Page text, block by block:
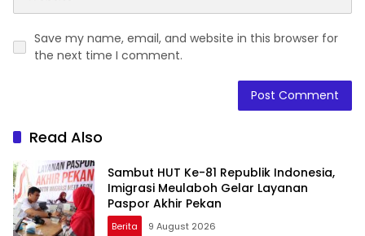
Save my name, email, and website in this browser for
the next time I comment.
Read Also
Sambut HUT Ke-81 Republik Indonesia,
Imigrasi Meulaboh Gelar Layanan
Paspor Akhir Pekan
Berita 9 August 2026